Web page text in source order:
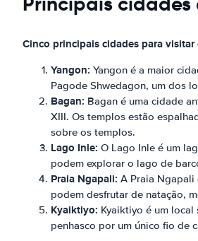
Cinco principais cidades para visitar
Yangon: Yangon é a maior
Pagode Shwedagon, um dos
Bagan: Bagan é uma cidade
XIII. Os templos estão
sobre os templos.
Lago Inle: O Lago Inle é um
podem explorar o lago de
Praia Ngapali: A Praia Ngapali
podem desfrutar de natação,
Kyaiktiyo: Kyaiktiyo é um
penhasco por um único fio de